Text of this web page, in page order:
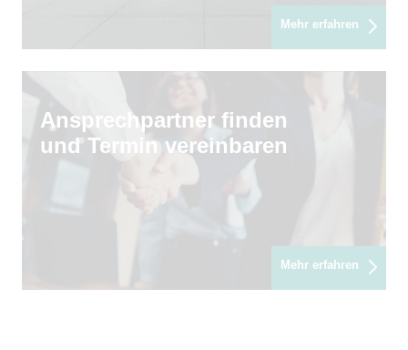
Mehr erfahren
Ansprechpartner finden
und Termin vereinbaren
Mehr erfahren